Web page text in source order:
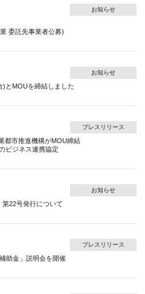
お知らせ
委託先事業者公募)
お知らせ
)とMOUを締結しました
プレスリリース
都市推進機構がMOU締結
ビジネス連携協定
お知らせ
22号発行について
プレスリリース
助金」説明会を開催